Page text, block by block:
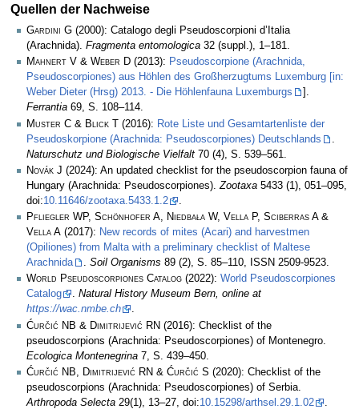
Quellen der Nachweise
Gardini G (2000): Catalogo degli Pseudoscorpioni d’Italia
(Arachnida). Fragmenta entomologica 32 (suppl.), 1–181.
Mahnert V & Weber D (2013): Pseudoscorpione (Arachnida,
Pseudoscorpiones) aus Höhlen des Großherzugtums Luxemburg [in:
Weber Dieter (Hrsg) 2013. - Die Höhlenfauna Luxemburgs
].
Ferrantia 69, S. 108–114.
Muster C & Blick T (2016): Rote Liste und Gesamtartenliste der
Pseudoskorpione (Arachnida: Pseudoscorpiones) Deutschlands
Naturschutz und Biologische Vielfalt 70 (4), S. 539–561.
Novák J (2024): An updated checklist for the pseudoscorpion fauna of
Hungary (Arachnida: Pseudoscorpiones). Zootaxa 5433 (1), 051–095,
doi:10.11646/zootaxa.5433.1.2
Pfliegler WP, Schönhofer A, Niedbała W, Vella P, Sciberras A &
Vella A (2017): New records of mites (Acari) and harvestmen
(Opiliones) from Malta with a preliminary checklist of Maltese
Arachnida
. Soil Organisms 89 (2), S. 85–110, ISSN 2509-9523.
World Pseudoscorpiones Catalog (2022): World Pseudoscorpiones
Catalog
. Natural History Museum Bern, online at
https://wac.nmbe.ch
.
Ćurčić NB & Dimitrijević RN (2016): Checklist of the
pseudoscorpions (Arachnida: Pseudoscorpiones) of Montenegro.
Ecologica Montenegrina 7, S. 439–450.
Ćurčić NB, Dimitrijević RN & Ćurčić S (2020): Checklist of the
pseudoscorpions (Arachnida: Pseudoscorpiones) of Serbia.
Arthropoda Selecta 29(1), 13–27, doi:10.15298/arthsel.29.1.02
.